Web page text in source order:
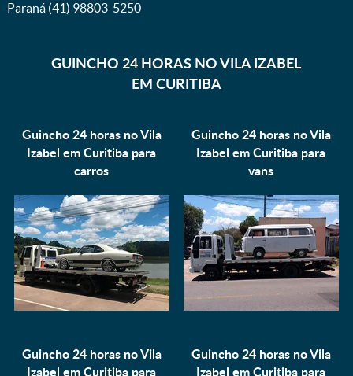
Paraná (41) 98803-5250
GUINCHO 24 HORAS NO VILA IZABEL
EM CURITIBA
Guincho 24 horas no Vila
Izabel em Curitiba para
carros
Guincho 24 horas no Vila
Izabel em Curitiba para
vans
Guincho 24 horas no Vila
Izabel em Curitiba para
Guincho 24 horas no Vila
Izabel em Curitiba para